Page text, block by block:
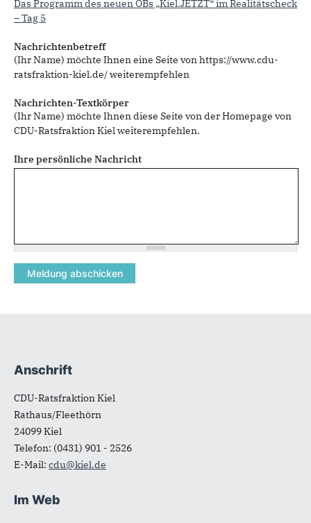
Das Programm des neuen OBs „Kiel.JETZT“ im Realitätscheck
– Tag 5
Nachrichtenbetreff
(Ihr Name) möchte Ihnen eine Seite von https://www.cdu-
ratsfraktion-kiel.de/ weiterempfehlen
Nachrichten-Textkörper
(Ihr Name) möchte Ihnen diese Seite von der Homepage von
CDU-Ratsfraktion Kiel weiterempfehlen.
Ihre persönliche Nachricht
Fußbereich
Anschrift
CDU-Ratsfraktion Kiel
Rathaus/Fleethörn
24099Kiel
Telefon: (0431) 901 - 2526
E-Mail: cdu@kiel.de
Im Web